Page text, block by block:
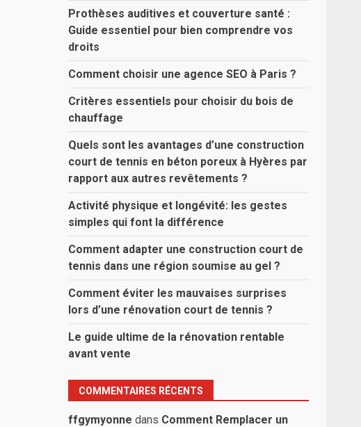
Prothèses auditives et couverture santé :
Guide essentiel pour bien comprendre vos
droits
Comment choisir une agence SEO à Paris ?
Critères essentiels pour choisir du bois de
chauffage
Quels sont les avantages d’une construction
court de tennis en béton poreux à Hyères par
rapport aux autres revêtements ?
Activité physique et longévité: les gestes
simples qui font la différence
Comment adapter une construction court de
tennis dans une région soumise au gel ?
Comment éviter les mauvaises surprises
lors d’une rénovation court de tennis ?
Le guide ultime de la rénovation rentable
avant vente
COMMENTAIRES RÉCENTS
ffgymyonne dans Comment Remplacer un